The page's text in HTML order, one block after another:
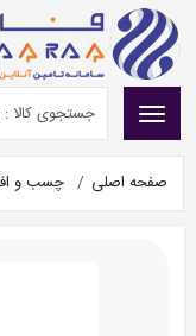
صفحه اصلی چسب و